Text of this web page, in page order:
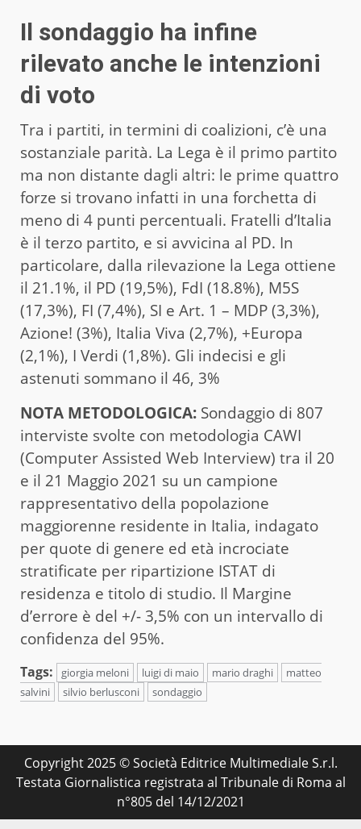
Il sondaggio ha infine
rilevato anche le intenzioni
di voto
Tra i partiti, in termini di coalizioni, c’è una
sostanziale parità. La Lega è il primo partito
ma non distante dagli altri: le prime quattro
forze si trovano infatti in una forchetta di
meno di 4 punti percentuali. Fratelli d’Italia
è il terzo partito, e si avvicina al PD. In
particolare, dalla rilevazione la Lega ottiene
il 21.1%, il PD (19,5%), FdI (18.8%), M5S
(17,3%), FI (7,4%), SI e Art. 1 – MDP (3,3%),
Azione! (3%), Italia Viva (2,7%), +Europa
(2,1%), I Verdi (1,8%). Gli indecisi e gli
astenuti sommano il 46, 3%
NOTA METODOLOGICA: Sondaggio di 807
interviste svolte con metodologia CAWI
(Computer Assisted Web Interview) tra il 20
e il 21 Maggio 2021 su un campione
rappresentativo della popolazione
maggiorenne residente in Italia, indagato
per quote di genere ed età incrociate
stratificate per ripartizione ISTAT di
residenza e titolo di studio. Il Margine
d’errore è del +/- 3,5% con un intervallo di
confidenza del 95%.
Tags: giorgia meloni luigi di maio mario draghi
matteo
salvini
silvio berlusconi sondaggio
Copyright 2025 © Società Editrice Multimediale S.r.l.
Testata Giornalistica registrata al Tribunale di Roma al
n°805 del 14/12/2021